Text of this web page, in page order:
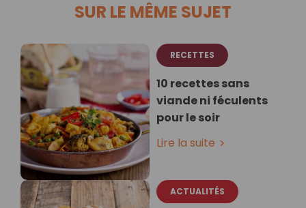
SUR LE MÊME SUJET
RECETTES
10 recettes sans
viande ni féculents
pour le soir
Lire la suite
ACTUALITÉS